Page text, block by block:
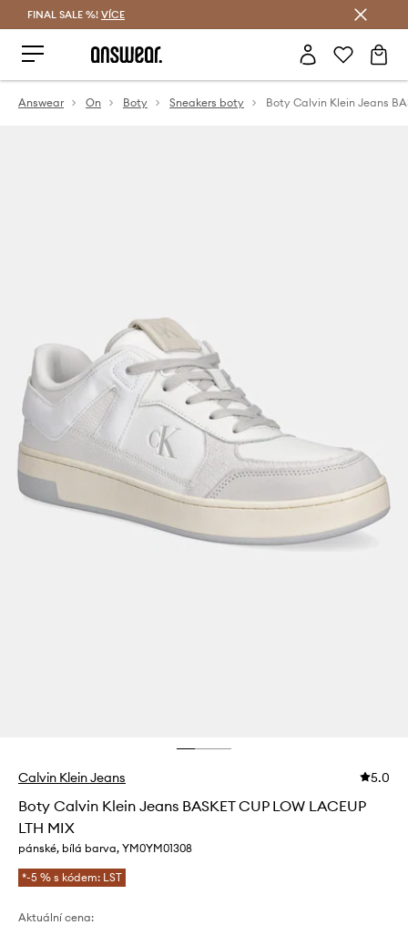
FINAL SALE %! VÍCE
Answear On Boty Sneakers boty
Calvin Klein Jeans 5.0
Boty Calvin Klein Jeans BASKET CUP LOW LACEUP
LTH MIX
pánské, bílá barva, YM0YM01308
*-5 % s kódem: LST
Aktuální cena: